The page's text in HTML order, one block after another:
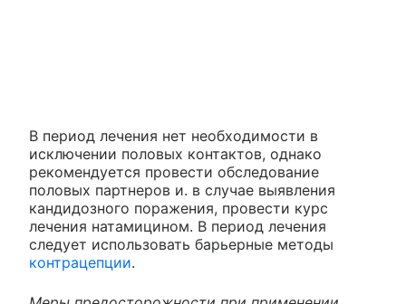
В период лечения нет необходимости в
исключении половых контактов, однако
рекомендуется провести обследование
половых партнеров и. в случае выявления
кандидозного поражения, провести курс
лечения натамицином. В период лечения
следует использовать барьерные методы
контрацепции.